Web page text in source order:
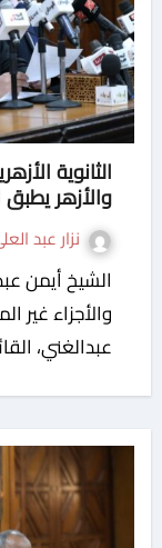
والأزهر
نزار عبد
الشيخ أيمن عبدالغني: لأول مرة مراجعة الدرجات
والأجزاء غير
عبدالغني،